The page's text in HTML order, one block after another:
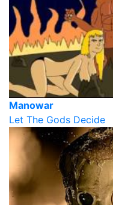
Manowar
Let The Gods Decide